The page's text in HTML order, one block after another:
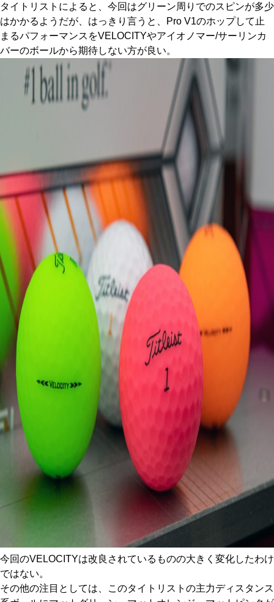
タイトリストによると、今回はグリーン周りでのスピンが多少
はかかるようだが、はっきり言うと、Pro V1のホップして止
まるパフォーマンスをVELOCITYやアイオノマー/サーリンカ
バーのボールから期待しない方が良い。
今回のVELOCITYは改良されているものの大きく変化したわけ
ではない。
その他の注目としては、このタイトリストの主力ディスタンス